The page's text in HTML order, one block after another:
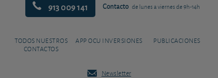
913 009 141 Contacto de lunes a viernes de 9h-14h
TODOS NUESTROS
CONTACTOS
APP OCU INVERSIONES PUBLICACIONES
Newsletter